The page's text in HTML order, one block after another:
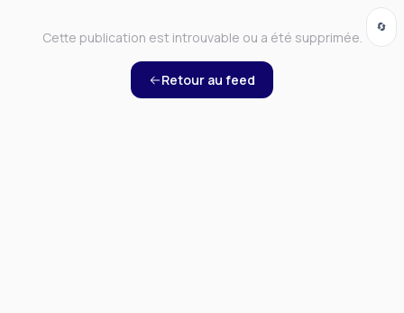
Cette publication est introuvable ou a été supprimée.
Retour au feed
🔄